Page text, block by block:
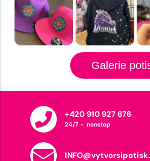
Galerie
+420 910 927 676
24/7 - nonstop